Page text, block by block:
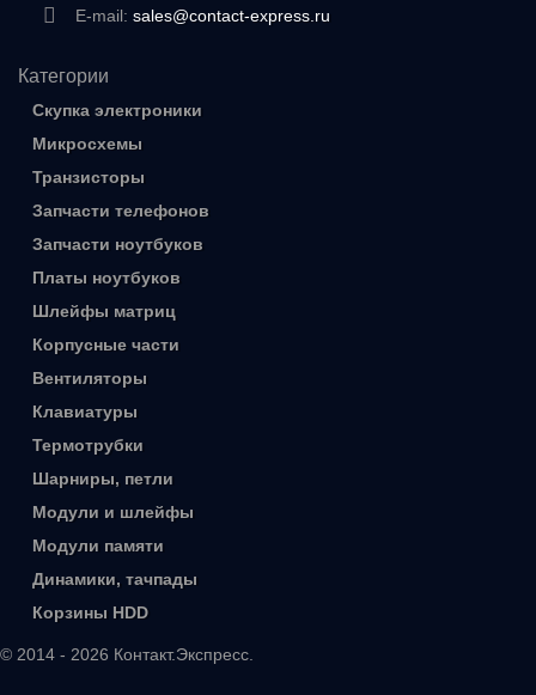
E-mail: sales@contact-express.ru
Категории
Скупка электроники
Микросхемы
Транзисторы
Запчасти телефонов
Запчасти ноутбуков
Платы ноутбуков
Шлейфы матриц
Корпусные части
Вентиляторы
Клавиатуры
Термотрубки
Шарниры, петли
Модули и шлейфы
Модули памяти
Динамики, тачпады
Корзины HDD
© 2014 - 2026 Контакт.Экспресс.